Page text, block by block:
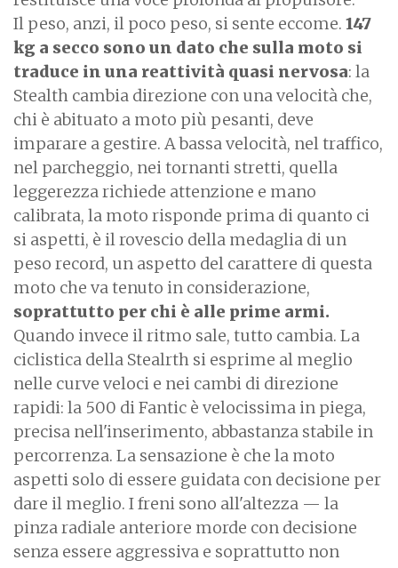
Il peso, anzi, il poco peso, si sente eccome. 147
kg a secco sono un dato che sulla moto si
traduce in una reattività quasi nervosa: la
Stealth cambia direzione con una velocità che,
chi è abituato a moto più pesanti, deve
imparare a gestire. A bassa velocità, nel traffico,
nel parcheggio, nei tornanti stretti, quella
leggerezza richiede attenzione e mano
calibrata, la moto risponde prima di quanto ci
si aspetti, è il rovescio della medaglia di un
peso record, un aspetto del carattere di questa
moto che va tenuto in considerazione,
soprattutto per chi è alle prime armi.
Quando invece il ritmo sale, tutto cambia. La
ciclistica della Stealrth si esprime al meglio
nelle curve veloci e nei cambi di direzione
rapidi: la 500 di Fantic è velocissima in piega,
precisa nell'inserimento, abbastanza stabile in
percorrenza. La sensazione è che la moto
aspetti solo di essere guidata con decisione per
dare il meglio. I freni sono all'altezza — la
pinza radiale anteriore morde con decisione
senza essere aggressiva e soprattutto non